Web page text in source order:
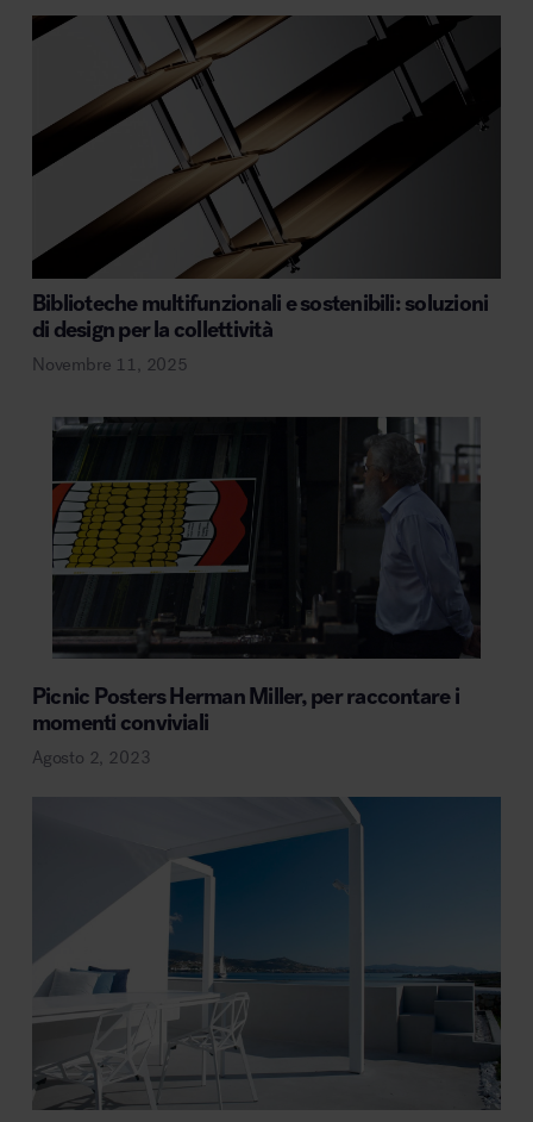
Biblioteche multifunzionali e sostenibili: soluzioni
di design per la collettività
Novembre 11, 2025
Picnic Posters Herman Miller, per raccontare i
momenti conviviali
Agosto 2, 2023